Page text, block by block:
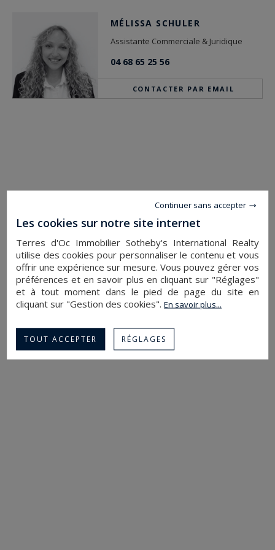
MÉLISSA SCHULER
Assistante Commerciale & Juridique
04 68 65 25 56
CONTACTER PAR EMAIL
Continuer sans accepter
Les cookies sur notre site internet
Terres d'Oc Immobilier Sotheby's International Realty
utilise des cookies pour personnaliser le contenu et vous
offrir une expérience sur mesure. Vous pouvez gérer vos
préférences et en savoir plus en cliquant sur "Réglages"
et à tout moment dans le pied de page du site en
cliquant sur "Gestion des cookies".En savoir plus...
TOUT ACCEPTER RÉGLAGES